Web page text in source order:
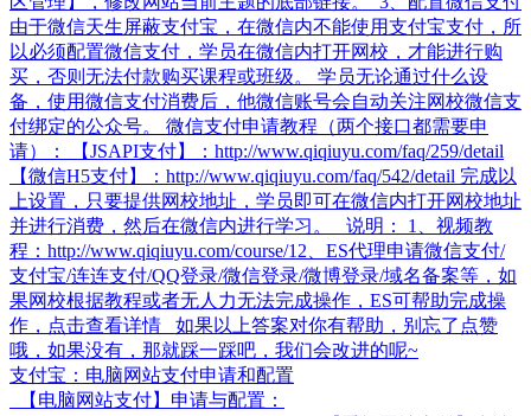
由于微信天生屏蔽支付宝，在微信内不能使用支付宝支付，所
以必须配置微信支付，学员在微信内打开网校，才能进行购
买，否则无法付款购买课程或班级。 学员无论通过什么设
备，使用微信支付消费后，他微信账号会自动关注网校微信支
付绑定的公众号。 微信支付申请教程（两个接口都需要申
请）： 【JSAPI支付】：http://www.qiqiuyu.com/faq/259/detail
【微信H5支付】：http://www.qiqiuyu.com/faq/542/detail 完成以
上设置，只要提供网校地址，学员即可在微信内打开网校地址
并进行消费，然后在微信内进行学习。 说明： 1、视频教
程：http://www.qiqiuyu.com/course/1​ 2、ES代理申请微信支付/
支付宝/连连支付/QQ登录/微信登录/微博登录/域名备案等，如
果网校根据教程或者无人力无法完成操作，ES可帮助完成操
作，点击查看详情 如果以上答案对你有帮助，别忘了点赞
哦，如果没有，那就踩一踩吧，我们会改进的呢~
支付宝：电脑网站支付申请和配置
【电脑网站支付】申请与配置：